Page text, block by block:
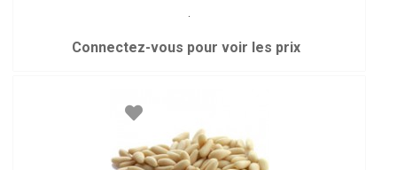
.
Connectez-vous pour voir les prix